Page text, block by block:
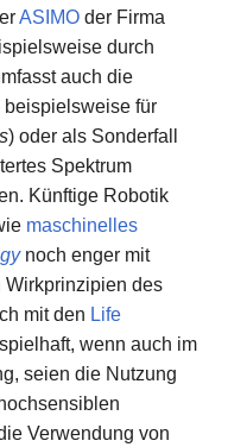
ASIMO der Firma
durch
auch die
beispielsweise für
) oder als Sonderfall
Spektrum
Künftige Robotik
maschinelles
noch enger mit
Wirkprinzipien des
mit den Life
wenn auch im
seien die Nutzung
Verwendung von